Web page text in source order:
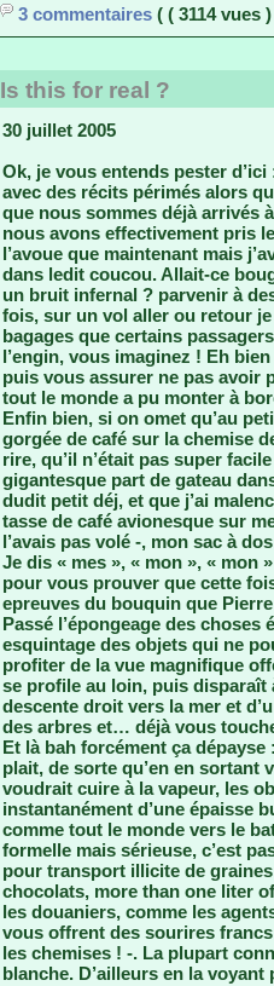
3 commentaires ( ( 3114 vues
Is this for real ?
30 juillet 2005
Ok, je vous entends pester
avec des récits périmés alors
que nous sommes déjà arrivés
nous avons effectivement pris
l’avoue que maintenant mais
dans ledit coucou. Allait-ce
un bruit infernal ? parvenir à
fois, sur un vol aller ou retour
bagages que certains
l’engin, vous imaginez ! Eh
puis vous assurer ne pas avoir
tout le monde a pu monter à
Enfin bien, si on omet qu’au
gorgée de café sur la chemise
rire, qu’il n’était pas super
gigantesque part de gateau
dudit petit déj, et que j’ai
tasse de café avionesque sur
l’avais pas volé -, mon sac à
Je dis « mes », « mon », « mon
pour vous prouver que cette
epreuves du bouquin que
Passé l’épongeage des
esquintage des objets qui ne
profiter de la vue magnifique
se profile au loin, puis disparaît
descente droit vers la mer et
des arbres et… déjà vous
Et là bah forcément ça dépayse
plait, de sorte qu’en en sortant
voudrait cuire à la vapeur, les
instantanément d’une épaisse
comme tout le monde vers le
formelle mais sérieuse, c’est
pour transport illicite de
chocolats, more than one liter
les douaniers, comme les
vous offrent des sourires
les chemises ! -. La plupart
blanche. D’ailleurs en la